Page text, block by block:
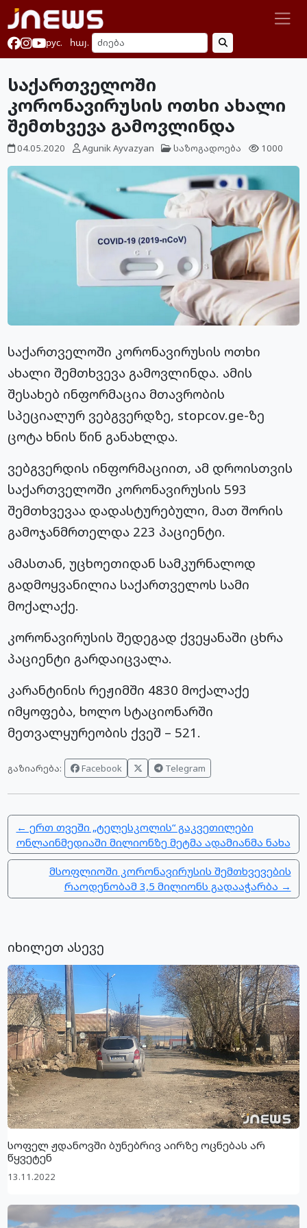
рус. հայ.
საქართველოში
კორონავირუსის ოთხი ახალი
შემთხვევა გამოვლინდა
04.05.2020 Agunik Ayvazyan საზოგადოება 1000
საქართველოში კორონავირუსის ოთხი
ახალი შემთხვევა გამოვლინდა. ამის
შესახებ ინფორმაცია მთავრობის
სპეციალურ ვებგვერდზე, stopcov.ge-ზე
ცოტა ხნის წინ განახლდა.
ვებგვერდის ინფორმაციით, ამ დროისთვის
საქართველოში კორონავირუსის 593
შემთხვევაა დადასტურებული, მათ შორის
გამოჯანმრთელდა 223 პაციენტი.
ამასთან, უცხოეთიდან სამკურნალოდ
გადმოყვანილია საქართველოს სამი
მოქალაქე.
კორონავირუსის შედეგად ქვეყანაში ცხრა
პაციენტი გარდაიცვალა.
კარანტინის რეჟიმში 4830 მოქალაქე
იმყოფება, ხოლო სტაციონარში
მეთვალყურეობის ქვეშ – 521.
გაზიარება: Facebook Telegram
← ერთ თვეში „ტელესკოლის“ გაკვეთილები
ონლაინმედიაში მილიონზე მეტმა ადამიანმა ნახა
მსოფლიოში კორონავირუსის შემთხვევების
რაოდენობამ 3,5 მილიონს გადააჭარბა →
იხილეთ ასევე
სოფელ ჟდანოვში ბუნებრივ აირზე ოცნებას არ
წყვეტენ
13.11.2022